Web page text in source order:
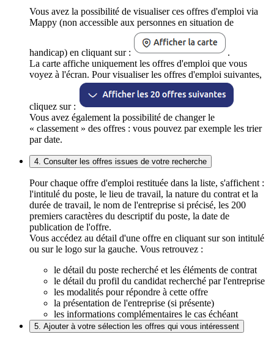
Vous avez la possibilité de visualiser ces offres d'emploi via
Mappy (non accessible aux personnes en situation de
handicap) en cliquant sur :
.
La carte affiche uniquement les offres d'emploi que vous
voyez à l'écran. Pour visualiser les offres d'emploi suivantes,
cliquez sur :
Vous avez également la possibilité de changer le
« classement » des offres : vous pouvez par exemple les trier
par date.
4. Consulter les offres issues de votre recherche
Pour chaque offre d'emploi restituée dans la liste, s'affichent :
l'intitulé du poste, le lieu de travail, la nature du contrat et la
durée de travail, le nom de l'entreprise si précisé, les 200
premiers caractères du descriptif du poste, la date de
publication de l'offre.
Vous accédez au détail d'une offre en cliquant sur son intitulé
ou sur le logo sur la gauche. Vous retrouvez :
le détail du poste recherché et les éléments de contrat
le détail du profil du candidat recherché par l'entreprise
les modalités pour répondre à cette offre
la présentation de l'entreprise (si présente)
les informations complémentaires le cas échéant
5. Ajouter à votre sélection les offres qui vous intéressent